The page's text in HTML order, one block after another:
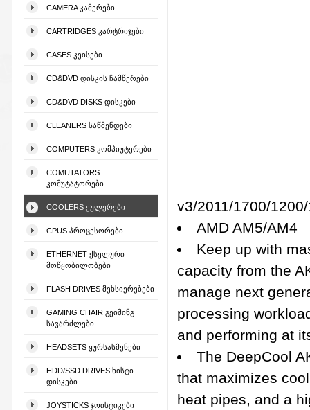
CAMERA ᲙᲐᲛᲔᲠᲔᲑᲘ
CARTRIDGES ᲙᲐᲠᲢᲠᲘᲯᲔᲑᲘ
CASES ᲙᲔᲘᲡᲔᲑᲘ
CD&DVD ᲓᲘᲡᲙᲘᲡ ᲩᲐᲛᲬᲔᲠᲔᲑᲘ
CD&DVD DISKS ᲓᲘᲡᲙᲔᲑᲘ
CLEANERS ᲡᲐᲬᲛᲔᲜᲓᲔᲑᲘ
COMPUTERS ᲙᲝᲛᲞᲘᲣᲢᲔᲠᲔᲑᲘ
COMUTATORS
ᲙᲝᲛᲣᲢᲐᲢᲝᲠᲔᲑᲘ
COOLERS ᲥᲣᲚᲔᲠᲔᲑᲘ
CPUS ᲞᲠᲝᲪᲔᲡᲝᲠᲔᲑᲘ
ETHERNET ᲥᲡᲔᲚᲣᲠᲘ
ᲛᲝᲬᲧᲝᲑᲘᲚᲝᲑᲔᲑᲘ
FLASH DRIVES ᲛᲔᲮᲡᲘᲔᲠᲔᲑᲔᲑᲘ
GAMING CHAIR ᲒᲔᲘᲛᲘᲜᲒ
ᲡᲐᲕᲐᲠᲫᲚᲔᲑᲘ
HEADSETS ᲧᲣᲠᲡᲐᲡᲛᲔᲜᲔᲑᲘ
HDD/SSD DRIVES ᲮᲘᲡᲢᲘ
ᲓᲘᲡᲙᲔᲑᲘ
JOYSTICKS ᲯᲝᲘᲡᲢᲘᲙᲔᲑᲘ
v3/2011/1700/
AMD AM5/AM4
Keep up with
capacity from the
manage next
processing
and performing at
The DeepCool
that maximizes
heat pipes, and a